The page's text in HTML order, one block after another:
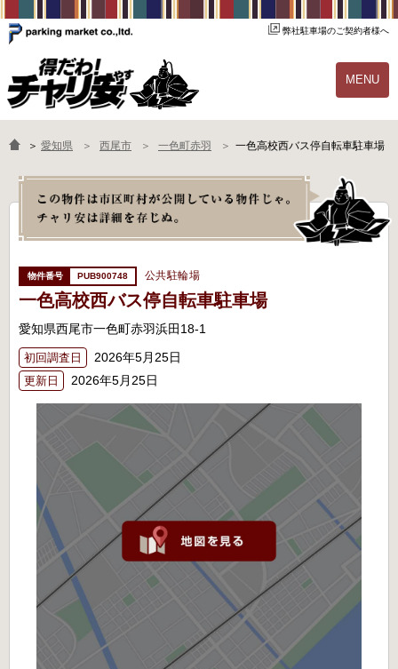
弊社駐車場のご契約者様へ
MENU
物件一覧 ご契約の流れ
よくあるご質問 駐輪場オーナー様へ
＞ 愛知県 西尾市 一色町赤羽 一色高校西バス停自転車駐車場
PUB900748 公共駐輪場
一色高校西バス停自転車駐車場
愛知県西尾市一色町赤羽浜田18-1
初回調査日 2026年5月25日
更新日 2026年5月25日